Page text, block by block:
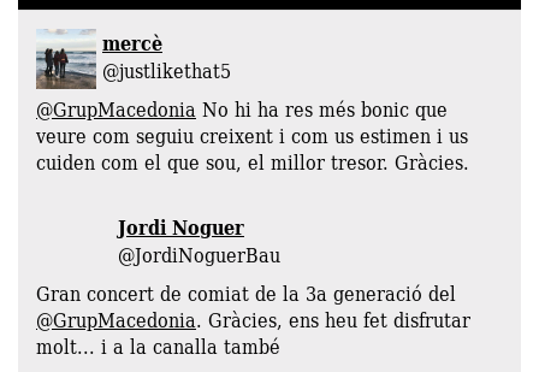
mercè
‏@justlikethat5
@GrupMacedoniaNo hi ha res més bonic que
veure com seguiu creixent i com us estimen i us
cuiden com el que sou, el millor tresor. Gràcies.
Jordi Noguer
‏@JordiNoguerBau
Gran concert de comiat de la 3a generació del
@GrupMacedonia. Gràcies, ens heu fet disfrutar
molt... i a la canalla també